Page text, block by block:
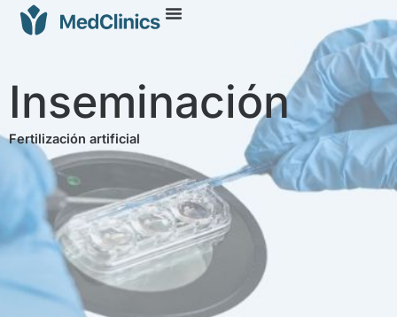
Inseminación
Fertilización artificial